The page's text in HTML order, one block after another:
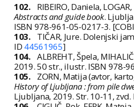
102.
RIBEIRO, Daniela,
Abstracts and guide book.
ISBN 978-961-05-0217-3.
103.
TIČAR, Jure. Dolenjski
ID 44561965]
104. ALBREHT, Špela,
2019. 50 str., ilustr. ISBN 978-
105.
ZORN, Matija (avtor,
History of Ljubljana : from pile
Ljubljana, 2019. Str. 10-11,